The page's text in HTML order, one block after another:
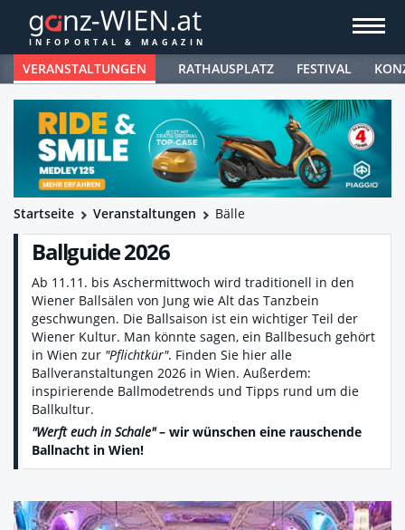
VERANSTALTUNGEN RATHAUSPLATZ FESTIVAL
Startseite Veranstaltungen Bälle
Ballguide 2026
Ab 11.11. bis Aschermittwoch wird traditionell in den
Wiener Ballsälen von Jung wie Alt das Tanzbein
geschwungen. Die Ballsaison ist ein wichtiger Teil der
Wiener Kultur. Man könnte sagen, ein Ballbesuch gehört
in Wien zur "Pflichtkür". Finden Sie hier alle
Ballveranstaltungen 2026 in Wien. Außerdem:
inspirierende Ballmodetrends und Tipps rund um die
Ballkultur.
"Werft euch in Schale"– wir wünschen eine rauschende
Ballnacht in Wien!